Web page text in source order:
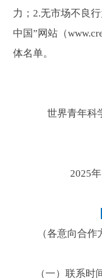
力；2.无市场不良
中国”网站（
体名单。
世界青年科
2025
（各意向合
（一）联系